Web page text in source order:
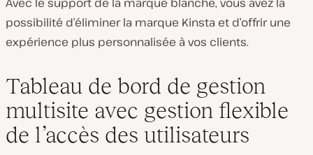
possibilité d’éliminer la marque Kinsta et d’offrir une
expérience plus personnalisée à vos clients.
Tableau de bord de gestion
multisite avec gestion flexible
de l’accès des utilisateurs